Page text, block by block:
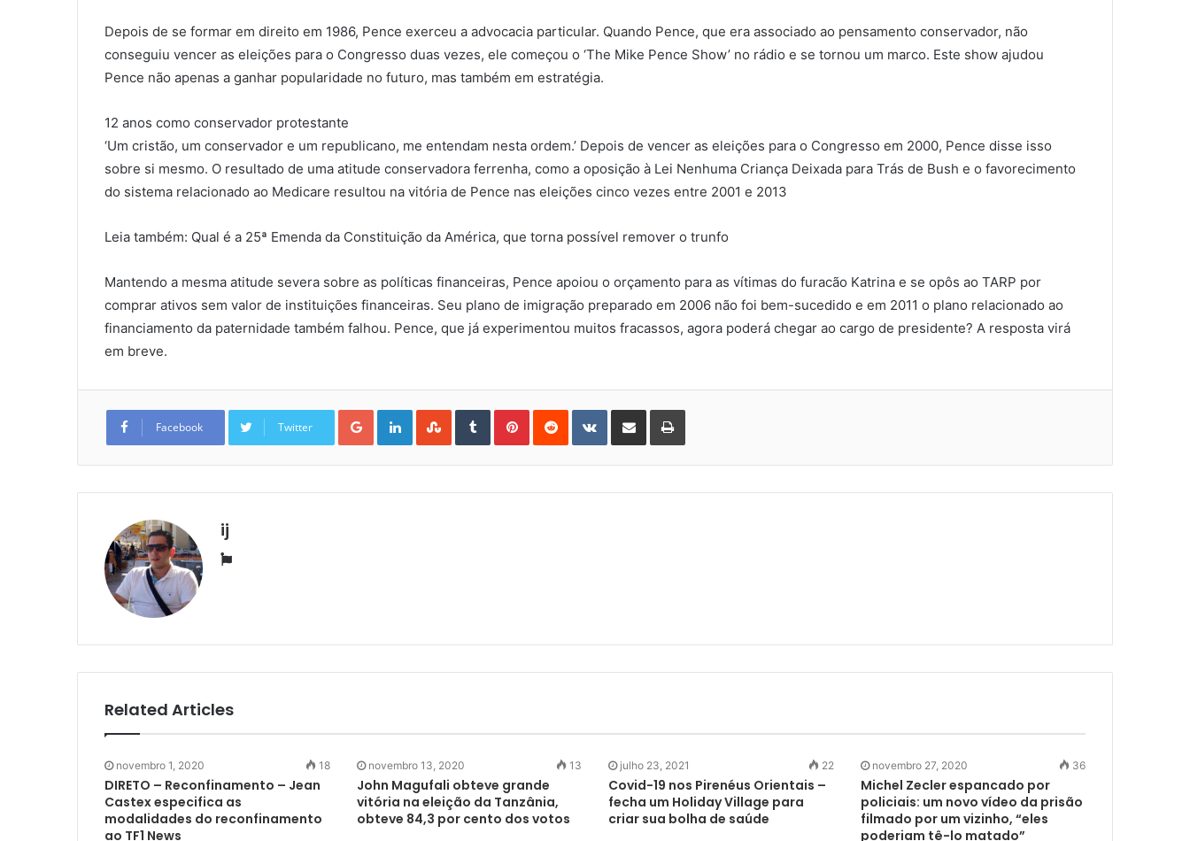
Depois de se formar em direito em 1986, Pence exerceu a advocacia particular. Quando Pence, que era associado ao pensamento conservador, não
conseguiu vencer as eleições para o Congresso duas vezes, ele começou o ‘The Mike Pence Show’ no rádio e se tornou um marco. Este show ajudou
Pence não apenas a ganhar popularidade no futuro, mas também em estratégia.
12 anos como conservador protestante
‘Um cristão, um conservador e um republicano, me entendam nesta ordem.’ Depois de vencer as eleições para o Congresso em 2000, Pence disse isso
sobre si mesmo. O resultado de uma atitude conservadora ferrenha, como a oposição à Lei Nenhuma Criança Deixada para Trás de Bush e o favorecimento
do sistema relacionado ao Medicare resultou na vitória de Pence nas eleições cinco vezes entre 2001 e 2013
Leia também: Qual é a 25ª Emenda da Constituição da América, que torna possível remover o trunfo
Mantendo a mesma atitude severa sobre as políticas financeiras, Pence apoiou o orçamento para as vítimas do furacão Katrina e se opôs ao TARP por
comprar ativos sem valor de instituições financeiras. Seu plano de imigração preparado em 2006 não foi bem-sucedido e em 2011 o plano relacionado ao
financiamento da paternidade também falhou. Pence, que já experimentou muitos fracassos, agora poderá chegar ao cargo de presidente? A resposta virá
em breve.
Facebook Twitter
Google+LinkedInStumbleUpon
TumblrPinterestReddit VKontakteShare
Email
Print
ij
Website
Related Articles
novembro 1, 2020 18
DIRETO – Reconfinamento – Jean
Castex especifica as
modalidades do reconfinamento
ao TF1 News
novembro 13, 2020 13
John Magufali obteve grande
vitória na eleição da Tanzânia,
obteve 84,3 por cento dos votos
julho 23, 2021 22
Covid-19 nos Pirenéus Orientais –
fecha um Holiday Village para
criar sua bolha de saúde
novembro 27, 2020 36
Michel Zecler espancado por
policiais: um novo vídeo da prisão
filmado por um vizinho, “eles
poderiam tê-lo matado”